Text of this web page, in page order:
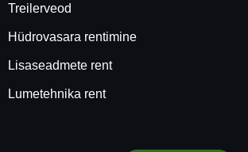
Treilerveod
Hüdrovasara rentimine
Lisaseadmete rent
Lumetehnika rent